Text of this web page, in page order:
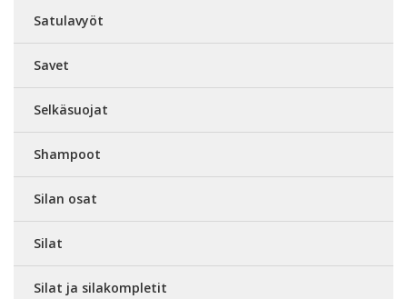
Satulavyöt
Savet
Selkäsuojat
Shampoot
Silan osat
Silat
Silat ja silakompletit